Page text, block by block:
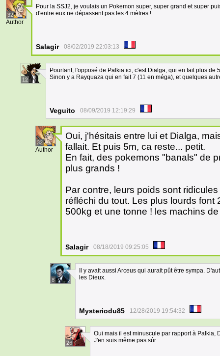
32
Author
Pour la SSJ2, je voulais un Pokemon super, super grand et super
d'entre eux ne dépassent pas les 4 mètres !
Salagir 08/02/2019 22:03:13
12
Pourtant, l'opposé de Palkia ici, c'est Dialga, qui en fait plus de
Sinon y a Rayquaza qui en fait 7 (11 en méga), et quelques
Veguito 08/09/2019 12:19:29
32
Author
Oui, j'hésitais entre lui et Dialga,
fallait. Et puis 5m, ca reste... petit.
En fait, des pokemons "banals" de
plus grands !
Par contre, leurs poids sont
réfléchi du tout. Les plus lourds
500kg et une tonne ! les machins
Salagir 08/18/2019 09:25:05
8
Il y avait aussi Arceus qui aurait pût être sympa.
les Dieux.
Mysteriodu85 12/28/2019 19:54:32
26
Oui mais il est minuscule par rapport à Palkia,
J'en suis même pas sûr.